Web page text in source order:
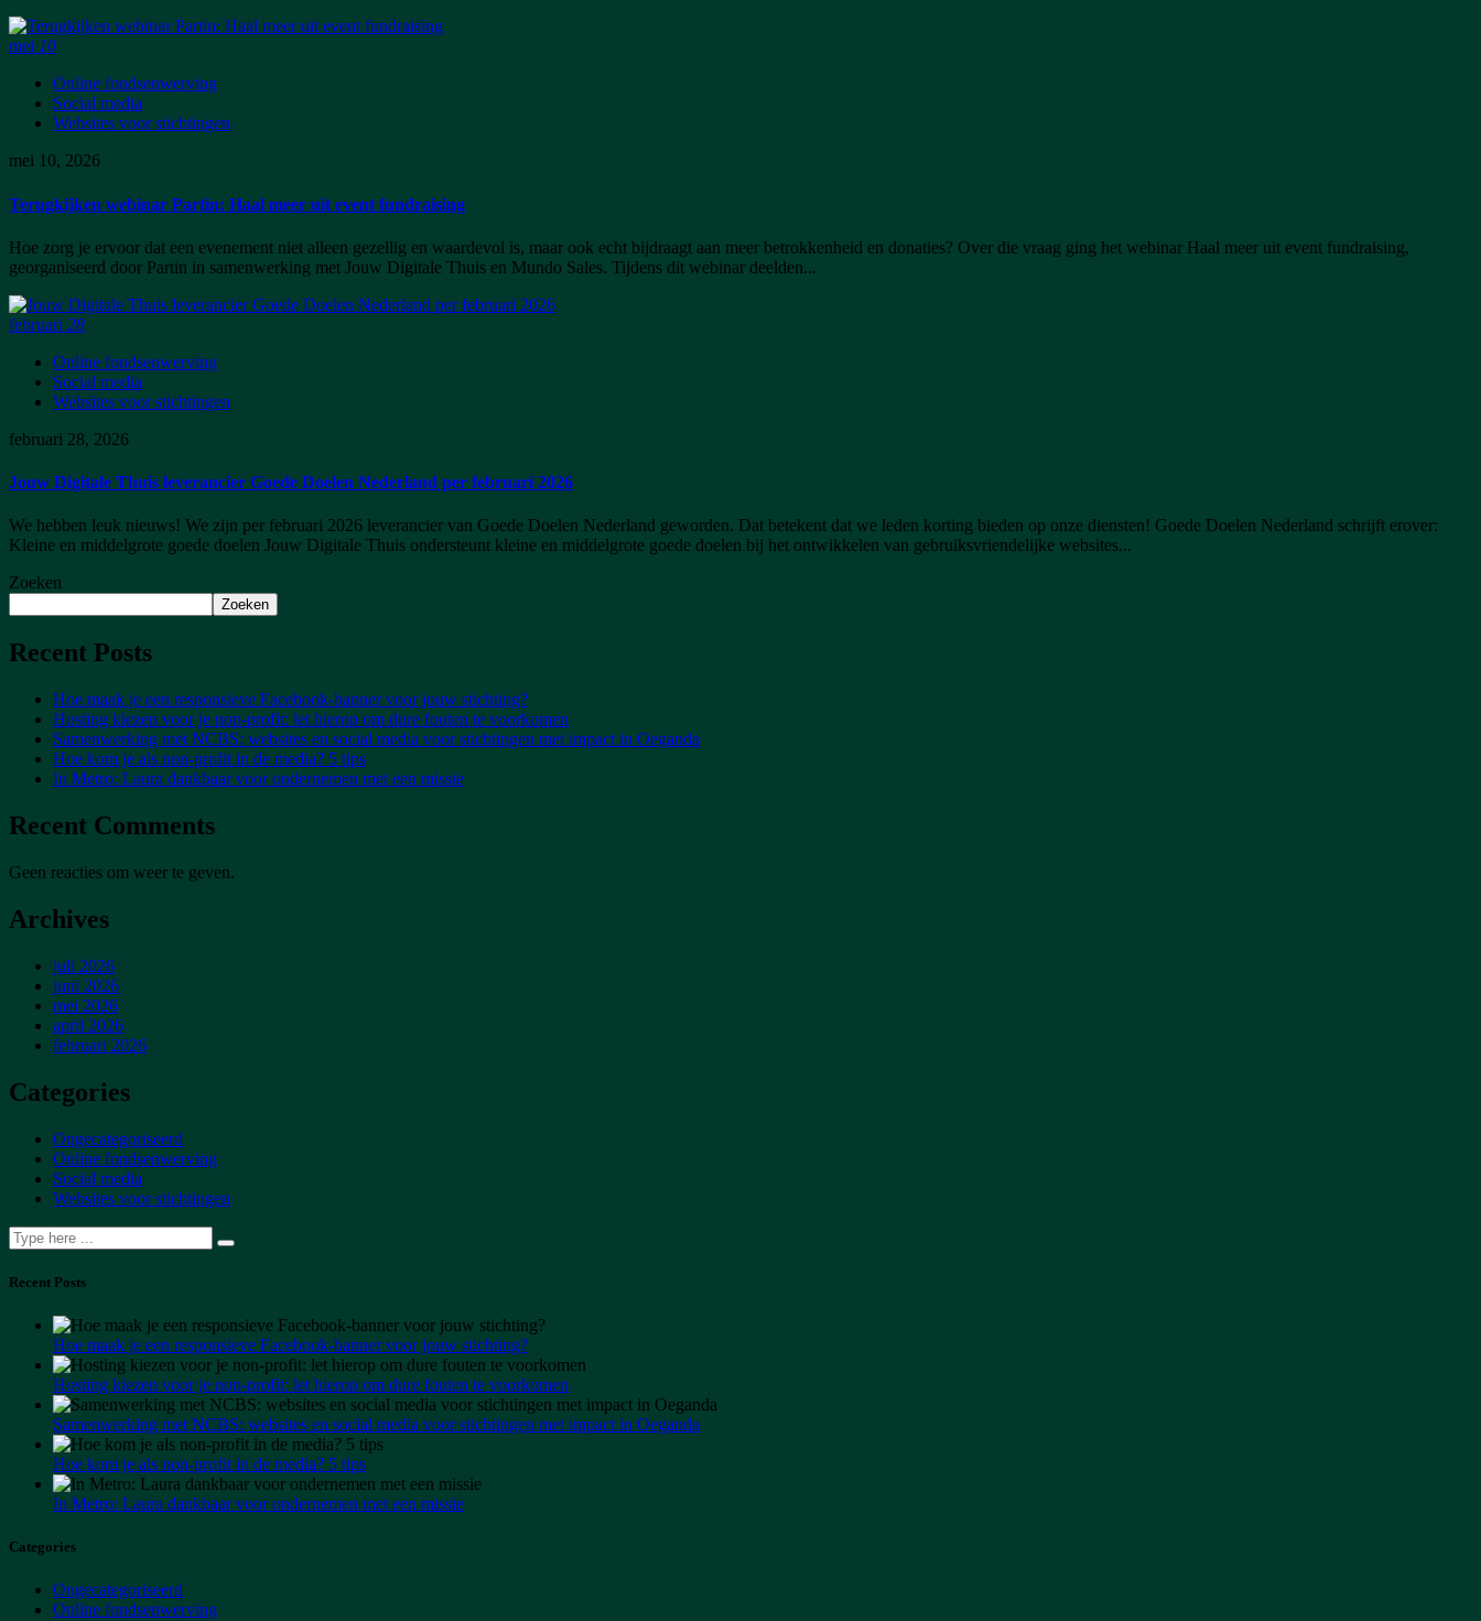
mei 10
Online fondsenwerving
Social media
Websites voor stichtingen
mei 10, 2026
Terugkijken webinar Partin: Haal meer uit event fundraising
Hoe zorg je ervoor dat een evenement niet alleen gezellig en waardevol is, maar ook echt bijdraagt aan meer betrokkenheid en donaties? Over die vraag ging het webinar Haal meer uit event fundraising,
georganiseerd door Partin in samenwerking met Jouw Digitale Thuis en Mundo Sales. Tijdens dit webinar deelden...
februari 28
Online fondsenwerving
Social media
Websites voor stichtingen
februari 28, 2026
Jouw Digitale Thuis leverancier Goede Doelen Nederland per februari 2026
We hebben leuk nieuws! We zijn per februari 2026 leverancier van Goede Doelen Nederland geworden. Dat betekent dat we leden korting bieden op onze diensten! Goede Doelen Nederland schrijft erover:
Kleine en middelgrote goede doelen Jouw Digitale Thuis ondersteunt kleine en middelgrote goede doelen bij het ontwikkelen van gebruiksvriendelijke websites...
Zoeken
Zoeken
Recent Posts
Hoe maak je een responsieve Facebook-banner voor jouw stichting?
Hosting kiezen voor je non-profit: let hierop om dure fouten te voorkomen
Samenwerking met NCBS: websites en social media voor stichtingen met impact in Oeganda
Hoe kom je als non-profit in de media? 5 tips
In Metro: Laura dankbaar voor ondernemen met een missie
Recent Comments
Geen reacties om weer te geven.
Archives
juli 2026
juni 2026
mei 2026
april 2026
februari 2026
Categories
Ongecategoriseerd
Online fondsenwerving
Social media
Websites voor stichtingen
Recent Posts
Hoe maak je een responsieve Facebook-banner voor jouw stichting?
Hosting kiezen voor je non-profit: let hierop om dure fouten te voorkomen
Samenwerking met NCBS: websites en social media voor stichtingen met impact in Oeganda
Hoe kom je als non-profit in de media? 5 tips
In Metro: Laura dankbaar voor ondernemen met een missie
Categories
Ongecategoriseerd
Online fondsenwerving